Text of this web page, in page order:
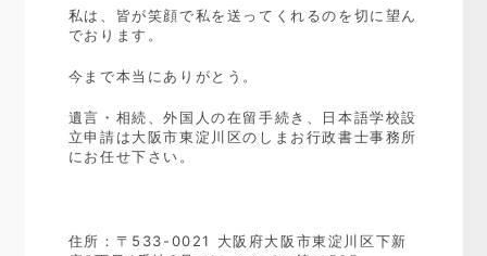
私は、皆が笑顔で私を送ってくれるのを切に望ん
でおります。
今まで本当にありがとう。
遺言・相続、外国人の在留手続き、日本語学校設
立申請は大阪市東淀川区のしまお行政書士事務所
にお任せ下さい。
住所：〒533-0021 大阪府大阪市東淀川区下新